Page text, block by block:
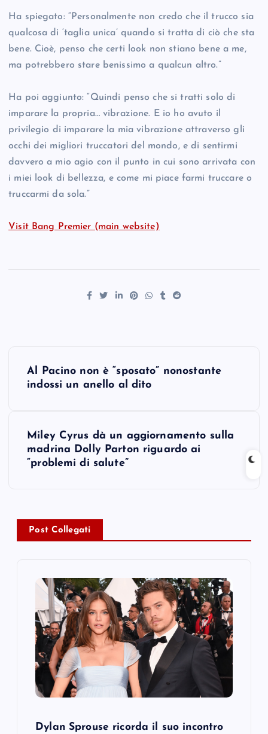
Ha spiegato: “Personalmente non credo che il trucco sia
qualcosa di ‘taglia unica’ quando si tratta di ciò che sta
bene. Cioè, penso che certi look non stiano bene a me,
ma potrebbero stare benissimo a qualcun altro.”
Ha poi aggiunto: “Quindi penso che si tratti solo di
imparare la propria… vibrazione. E io ho avuto il
privilegio di imparare la mia vibrazione attraverso gli
occhi dei migliori truccatori del mondo, e di sentirmi
davvero a mio agio con il punto in cui sono arrivata con
i miei look di bellezza, e come mi piace farmi truccare o
truccarmi da sola.”
Visit Bang Premier (main website)
v
Al Pacino non è “sposato” nonostante
indossi un anello al dito
Miley Cyrus dà un aggiornamento sulla
madrina Dolly Parton riguardo ai
“problemi di salute”
Post Collegati
Dylan Sprouse ricorda il suo incontro